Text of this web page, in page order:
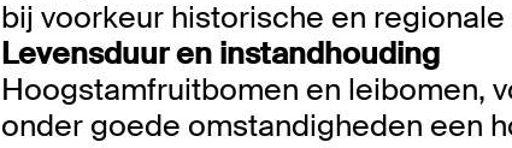
bij voorkeur historische en regionale
Levensduur en instandhouding
Hoogstamfruitbomen en leibomen,
onder goede omstandigheden een